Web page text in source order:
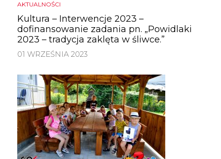
AKTUALNOŚCI
Kultura – Interwencje 2023 –
dofinansowanie zadania pn. „Powidlaki
2023 – tradycja zaklęta w śliwce.”
01 WRZEŚNIA 2023